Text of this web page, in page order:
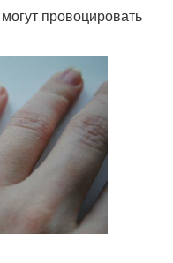
провоцировать